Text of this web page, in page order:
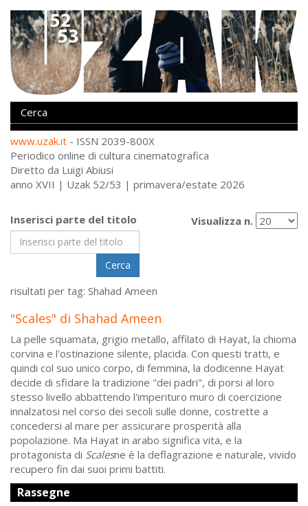
www.uzak.it - ISSN 2039-800X
Periodico online di cultura cinematografica
Diretto da Luigi Abiusi
anno XVII | Uzak 52/53 | primavera/estate 2026
Inserisci parte del titolo
Cerca
Visualizza n.
risultati per tag: Shahad Ameen
"Scales" di Shahad Ameen
La pelle squamata, grigio metallo, affilato di Hayat, la chioma
corvina e l'ostinazione silente, placida. Con questi tratti, e
quindi col suo unico corpo, di femmina, la dodicenne Hayat
decide di sfidare la tradizione "dei padri", di porsi al loro
stesso livello abbattendo l'imperituro muro di coercizione
innalzatosi nel corso dei secoli sulle donne, costrette a
concedersi al mare per assicurare prosperità alla
popolazione. Ma Hayat in arabo significa vita, e la
protagonista di Scalesne è la deflagrazione e naturale, vivido
recupero fin dai suoi primi battiti.
Rassegne